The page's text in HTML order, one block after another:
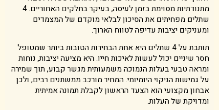
מתנודתיות מסוימת בזמן לעיסה, בעיקר בחלקים האחוריים. 4
שתלים מפחיתים את הסיכון לבלאי מוקדם של המצמדים
ומעניקים יציבות עדיפה לטווח הארוך.
תותבת על 4 שתלים היא אחת הבחירות הטובות ביותר שמטופל
חסר שיניים יכול לעשות לאיכות חייו. היא מציעה יציבות, נוחות
ומראה טבעי בעלות הנמוכה משמעותית מגשר קבוע, תוך שמירה
על גמישות הניקוי היומיומי. המחיר מורכב ממשתנים רבים, ולכן
אבחון מקצועי הוא הצעד הראשון לקבלת תמונה אמיתית
ומדויקת של העלות.